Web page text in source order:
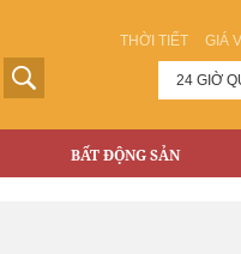
THỜI TIẾT GIÁ
24 GIỜ
BẤT ĐỘNG SẢN